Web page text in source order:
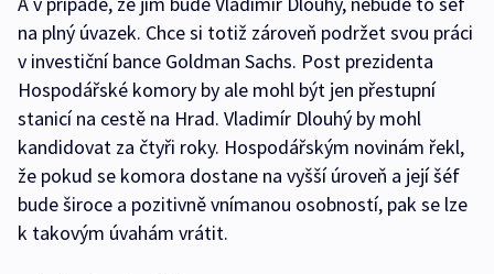
na plný úvazek. Chce si totiž zároveň podržet svou práci
v investiční bance Goldman Sachs. Post prezidenta
Hospodářské komory by ale mohl být jen přestupní
stanicí na cestě na Hrad. Vladimír Dlouhý by mohl
kandidovat za čtyři roky. Hospodářským novinám řekl,
že pokud se komora dostane na vyšší úroveň a její šéf
bude široce a pozitivně vnímanou osobností, pak se lze
k takovým úvahám vrátit.